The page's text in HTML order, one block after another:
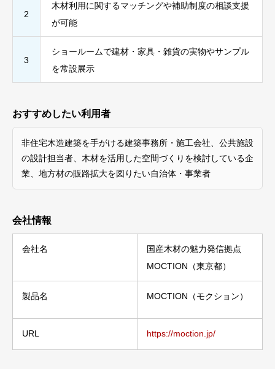
2
木材利用に関するマッチングや補助制度の相談支援
が可能
3
ショールームで建材・家具・雑貨の実物やサンプル
を常設展示
おすすめしたい利用者
非住宅木造建築を手がける建築事務所・施工会社、公共施設
の設計担当者、木材を活用した空間づくりを検討している企
業、地方材の販路拡大を図りたい自治体・事業者
会社情報
会社名
国産木材の魅力発信拠点
MOCTION（東京都）
製品名 MOCTION（モクション）
URL https://moction.jp/